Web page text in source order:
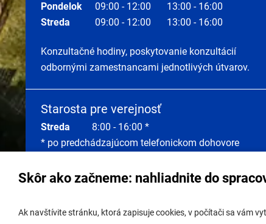
Skôr ako začneme: nahliadnite do
Ak navštívite stránku, ktorá zapisuje cookies, v počítači sa vám
Pondelok 09:00 - 12:00
13:00 - 16:00
Streda
09:00 - 12:00 13:00 - 16:00
Konzultačné hodiny, poskytovanie konzultácií
odbornými zamestnancami jednotlivých útvarov.
Starosta pre verejnosť
Streda 8:00 - 16:00 *
* po predchádzajúcom telefonickom dohovore
info@lamac.sk